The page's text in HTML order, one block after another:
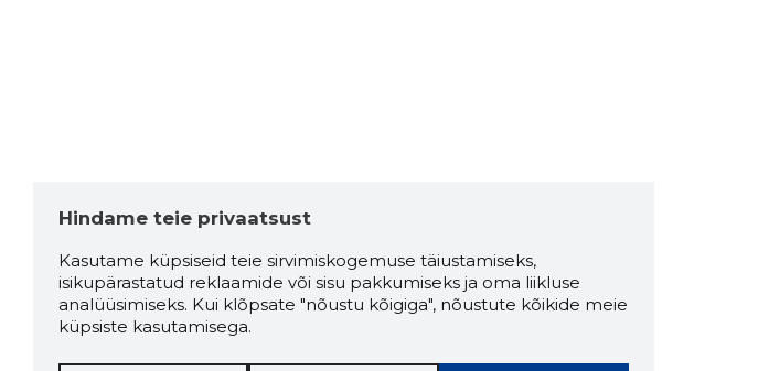
Hindame teie privaatsust
Kasutame küpsiseid teie sirvimiskogemuse täiustamiseks,
isikupärastatud reklaamide või sisu pakkumiseks ja oma liikluse
analüüsimiseks. Kui klõpsate "nõustu kõigiga", nõustute kõikide meie
küpsiste kasutamisega.